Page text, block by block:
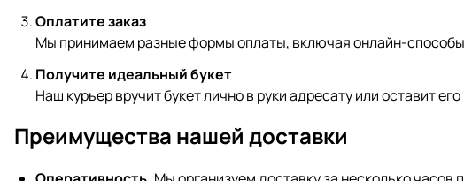
Оплатите заказ
Мы принимаем разные формы оплаты, включая онлайн-
Получите идеальный букет
Наш курьер вручит букет лично в руки адресату или оставит
Преимущества нашей доставки